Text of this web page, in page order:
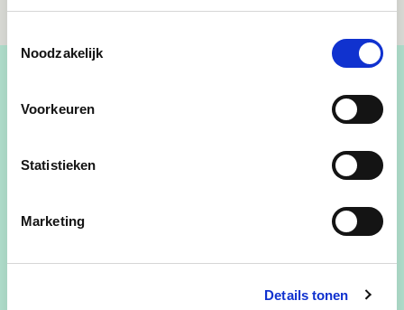
Noodzakelijk
Voorkeuren
Statistieken
Marketing
Details tonen
Voorzitter cd&v Senioren - Afdeling Stekene